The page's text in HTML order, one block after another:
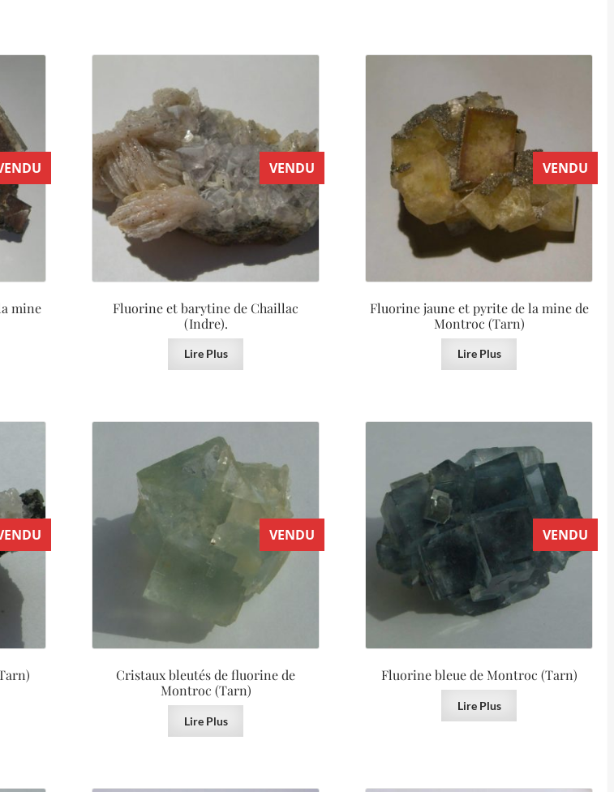
mine
VENDU
Fluorine et barytine de Chaillac
(Indre).
Lire Plus
VENDU
Fluorine jaune et pyrite de la mine de
Montroc (Tarn)
Lire Plus
VENDU
Cristaux bleutés de fluorine de
Montroc (Tarn)
Lire Plus
VENDU
Fluorine bleue de Montroc (Tarn)
Lire Plus